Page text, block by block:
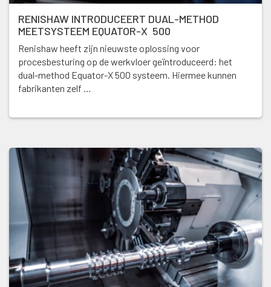
RENISHAW INTRODUCEERT DUAL-METHOD
MEETSYSTEEM EQUATOR-X 500
Renishaw heeft zijn nieuwste oplossing voor
procesbesturing op de werkvloer geïntroduceerd: het
dual-method Equator-X 500 systeem. Hiermee kunnen
fabrikanten zelf …